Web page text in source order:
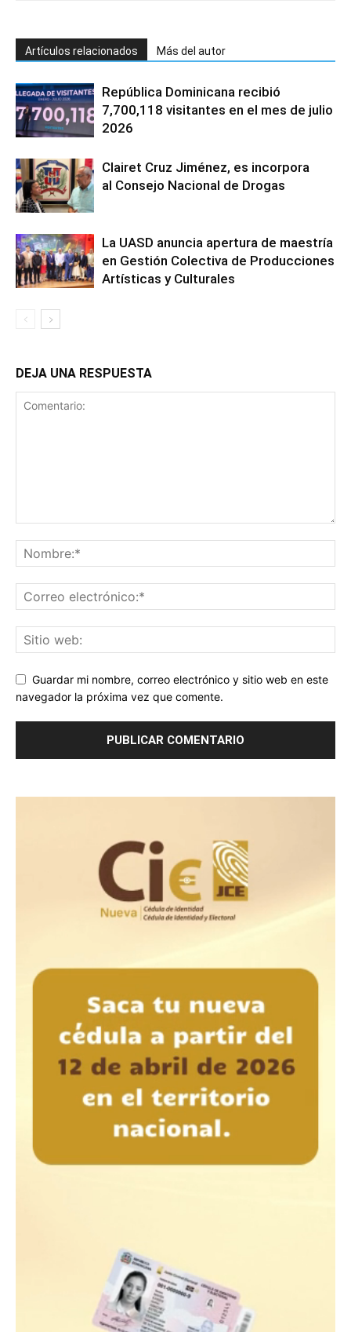
Artículos relacionados Más del autor
República Dominicana recibió
7,700,118 visitantes en el mes de julio
2026
Clairet Cruz Jiménez, es incorpora
al Consejo Nacional de Drogas
La UASD anuncia apertura de maestría
en Gestión Colectiva de Producciones
Artísticas y Culturales
DEJA UNA RESPUESTA
Guardar mi nombre, correo electrónico y sitio web en este
navegador la próxima vez que comente.